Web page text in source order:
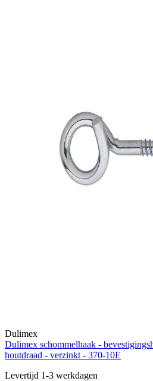
Dulimex
Dulimex schommelhaak -
houtdraad - verzinkt - 370-10E
Levertijd 1-3 werkdagen